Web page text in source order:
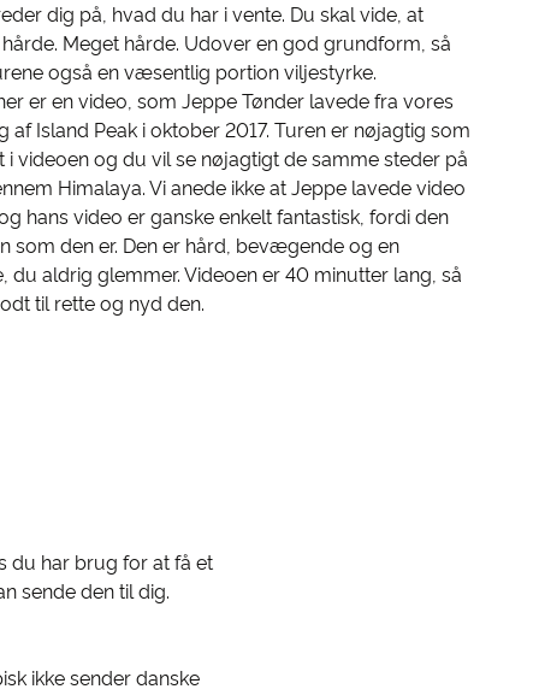
dig på, hvad du har i vente. Du skal vide, at
Meget hårde. Udover en god grundform, så
også en væsentlig portion viljestyrke.
er en video, som Jeppe Tønder lavede fra vores
af Island Peak i oktober 2017. Turen er nøjagtig som
i videoen og du vil se nøjagtigt de samme steder på
Himalaya. Vi anede ikke at Jeppe lavede video
hans video er ganske enkelt fantastisk, fordi den
som den er. Den er hård, bevægende og en
du aldrig glemmer. Videoen er 40 minutter lang, så
til rette og nyd den.
du har brug for at få et
sende den til dig.
ikke sender danske